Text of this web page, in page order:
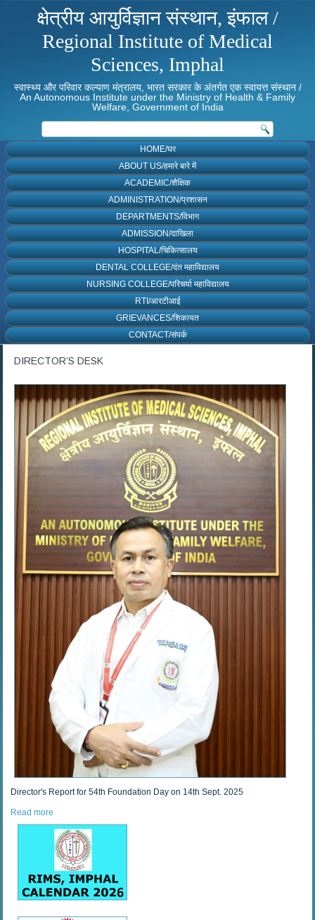
क्षेत्रीय आयुर्विज्ञान संस्थान, इंफाल /
Regional Institute of Medical
Sciences, Imphal
स्वास्थ्य और परिवार कल्याण मंत्रालय, भारत सरकार के अंतर्गत एक स्वायत्त संस्थान /
An Autonomous Institute under the Ministry of Health & Family
Welfare, Government of India
HOME/घर
ABOUT US/हमारे बारे में
ACADEMIC/शैक्षिक
ADMINISTRATION/प्रशासन
DEPARTMENTS/विभाग
ADMISSION/दाखिला
HOSPITAL/चिकित्सालय
DENTAL COLLEGE/दंत महाविद्यालय
NURSING COLLEGE/परिचर्या महाविद्यालय
RTI/आरटीआई
GRIEVANCES/शिकायत
CONTACT/संपर्क
DIRECTOR’S DESK
Director's Report for 54th Foundation Day on 14th Sept. 2025
Read more